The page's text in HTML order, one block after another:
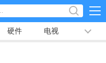
硬件 电视 排行榜